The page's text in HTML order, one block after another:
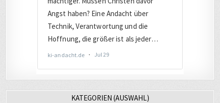
KATEGORIEN (AUSWAHL)